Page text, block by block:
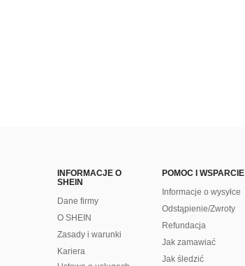
INFORMACJE O
SHEIN
Dane firmy
O SHEIN
Zasady i warunki
Kariera
POMOC I WSPARCIE
Informacje o wysyłce
Odstąpienie/Zwroty
Refundacja
Jak zamawiać
Jak śledzić